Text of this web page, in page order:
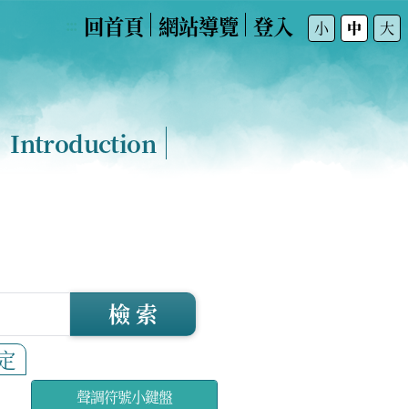
回首頁 網站導覽 登入 小 中 大
Introduction
檢 索
聲調符號小鍵盤